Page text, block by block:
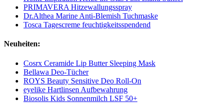
PRIMAVERA Hitzewallungsspray
Dr.Althea Marine Anti-Blemish Tuchmaske
Tosca Tagescreme feuchtigkeitsspendend
Neuheiten:
Cosrx Ceramide Lip Butter Sleeping Mask
Bellawa Deo-Tücher
ROYS Beauty Sensitive Deo Roll-On
eyelike Hartlinsen Aufbewahrung
Biosolis Kids Sonnenmilch LSF 50+